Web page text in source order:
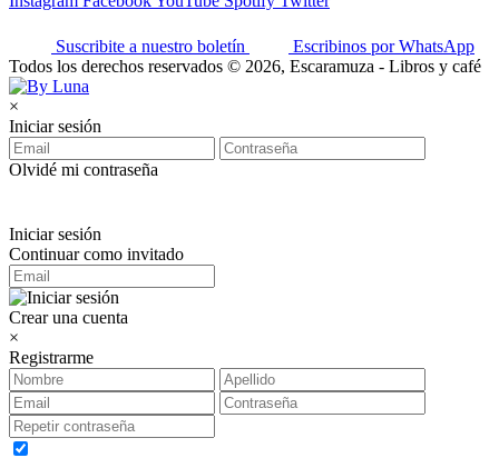
Suscribite a nuestro boletín
Escribinos por WhatsApp
Todos los derechos reservados © 2026, Escaramuza - Libros y café
×
Iniciar sesión
Olvidé mi contraseña
Iniciar sesión
Continuar como invitado
Crear una cuenta
×
Registrarme